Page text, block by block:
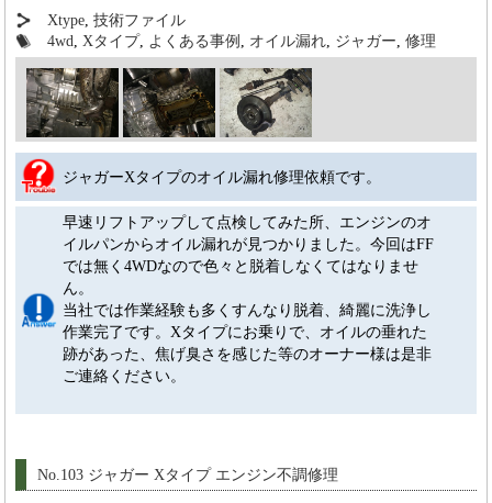
Xtype,技術ファイル
4wd,Xタイプ, よくある事例 , オイル漏れ, ジャガー,修理
ジャガーXタイプのオイル漏れ修理依頼です。
早速リフトアップして点検してみた所、エンジンのオ
イルパンからオイル漏れが見つかりました。今回はFF
では無く4WDなので色々と脱着しなくてはなりませ
ん。
当社では作業経験も多くすんなり脱着、綺麗に洗浄し
作業完了です。Xタイプにお乗りで、オイルの垂れた
跡があった、焦げ臭さを感じた等のオーナー様は是非
ご連絡ください。
No.103 ジャガー Xタイプ エンジン不調修理